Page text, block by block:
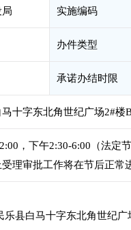
实施编码
办件类型
承诺办结时限
十字东北角世纪广场2#
，下午2:30-6:00（法定
理审批工作将在节后正常
乐县白马十字东北角世纪